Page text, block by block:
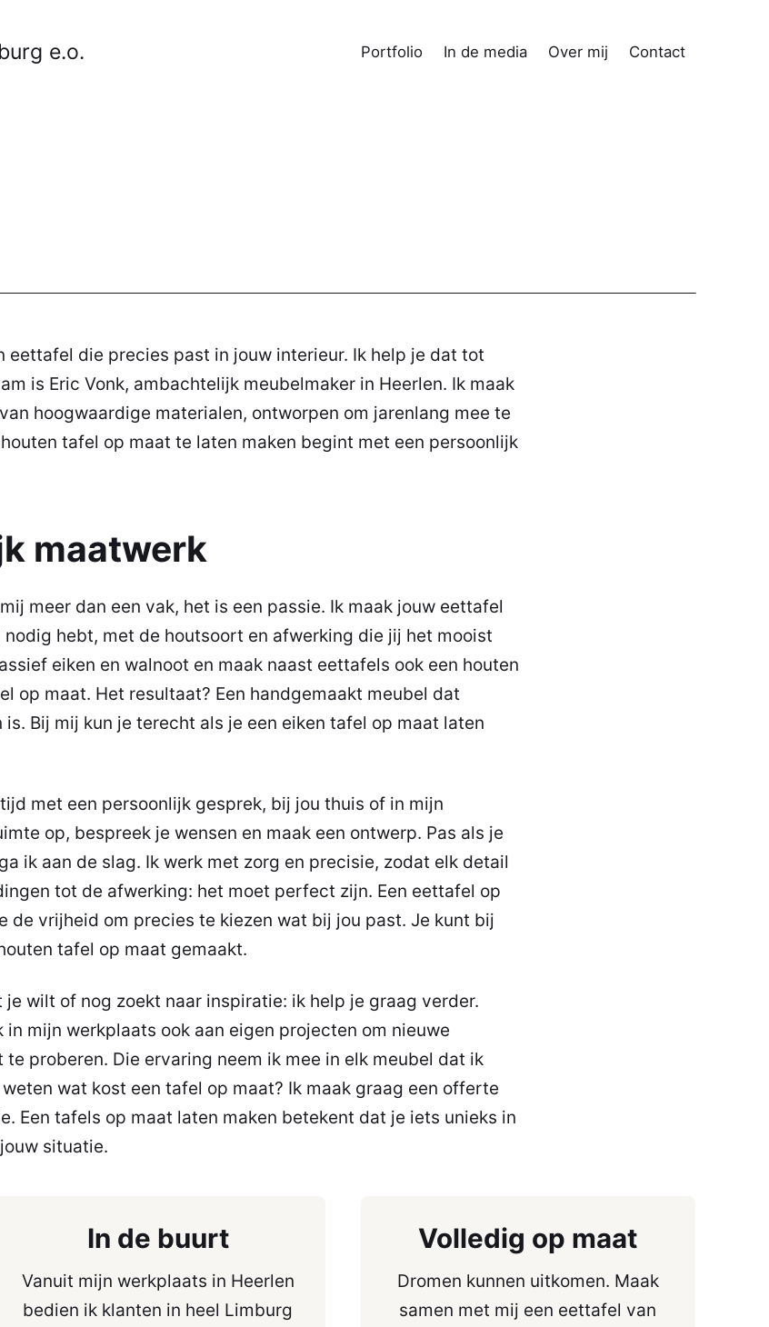
e.o. Portfolio In de media Over mij Contact
eettafel die precies past in jouw interieur. Ik help je dat tot
is Eric Vonk, ambachtelijk meubelmaker in Heerlen. Ik maak
hoogwaardige materialen, ontworpen om jarenlang mee te
houten tafel op maat te laten maken begint met een persoonlijk
maatwerk
meer dan een vak, het is een passie. Ik maak jouw eettafel
hebt, met de houtsoort en afwerking die jij het mooist
eiken en walnoot en maak naast eettafels ook een houten
op maat. Het resultaat? Een handgemaakt meubel dat
Bij mij kun je terecht als je een eiken tafel op maat laten
met een persoonlijk gesprek, bij jou thuis of in mijn
op, bespreek je wensen en maak een ontwerp. Pas als je
ik aan de slag. Ik werk met zorg en precisie, zodat elk detail
tot de afwerking: het moet perfect zijn. Een eettafel op
de vrijheid om precies te kiezen wat bij jou past. Je kunt bij
tafel op maat gemaakt.
wilt of nog zoekt naar inspiratie: ik help je graag verder.
mijn werkplaats ook aan eigen projecten om nieuwe
proberen. Die ervaring neem ik mee in elk meubel dat ik
wat kost een tafel op maat? Ik maak graag een offerte
Een tafels op maat laten maken betekent dat je iets unieks in
situatie.
In de buurt
Vanuit mijn werkplaats in Heerlen
bedien ik klanten in heel Limburg
Volledig op maat
Dromen kunnen uitkomen. Maak
samen met mij een eettafel van